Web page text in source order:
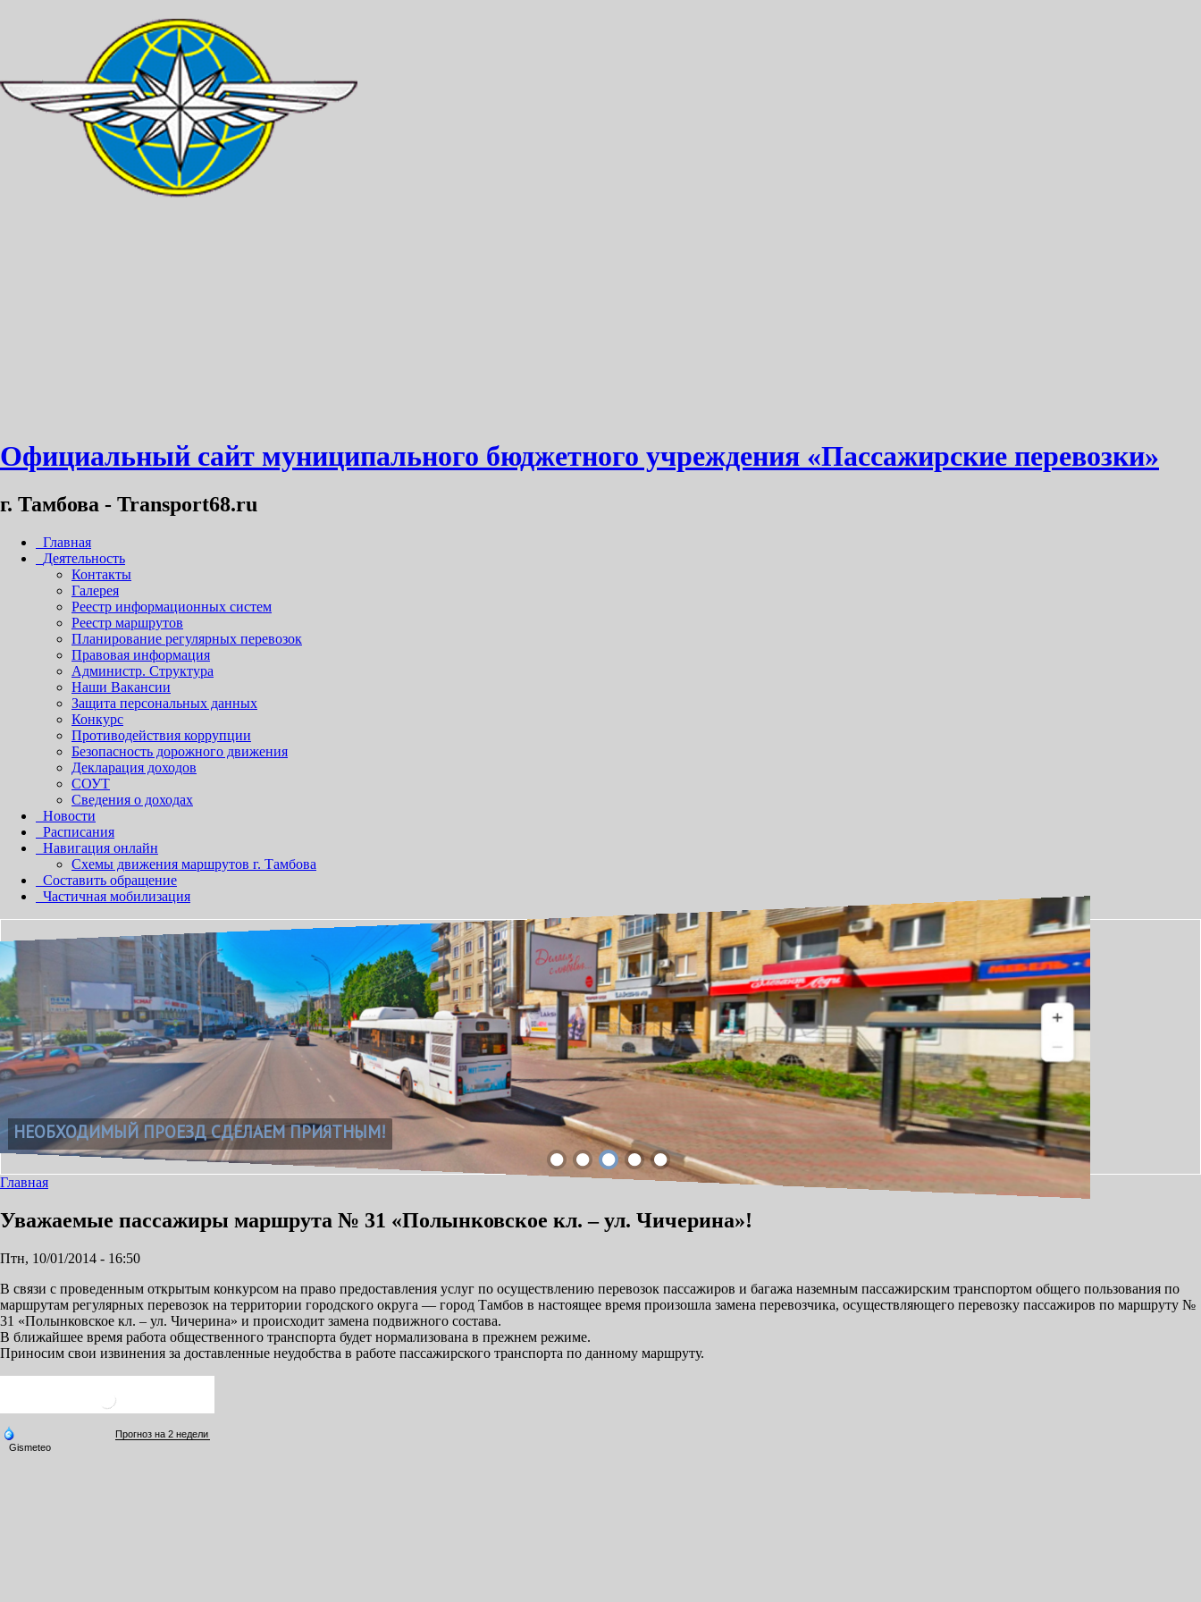
Официальный сайт муниципального бюджетного учреждения «Пассажирские перевозки»
г. Тамбова - Transport68.ru
Главная
Деятельность
Контакты
Галерея
Реестр информационных систем
Реестр маршрутов
Планирование регулярных перевозок
Правовая информация
Администр. Структура
Наши Вакансии
Защита персональных данных
Конкурс
Противодействия коррупции
Безопасность дорожного движения
Декларация доходов
СОУТ
Сведения о доходах
Новости
Расписания
Навигация онлайн
Схемы движения маршрутов г. Тамбова
Составить обращение
Частичная мобилизация
НЕОБХОДИМЫЙ ПРОЕЗД СДЕЛАЕМ ПРИЯТНЫМ!
Главная
Уважаемые пассажиры маршрута № 31 «Полынковское кл. – ул. Чичерина»!
Птн, 10/01/2014 - 16:50
В связи с проведенным открытым конкурсом на право предоставления услуг по осуществлению перевозок пассажиров и багажа наземным пассажирским транспортом общего пользования по
маршрутам регулярных перевозок на территории городского округа — город Тамбов в настоящее время произошла замена перевозчика, осуществляющего перевозку пассажиров по маршруту №
31 «Полынковское кл. – ул. Чичерина» и происходит замена подвижного состава.
В ближайшее время работа общественного транспорта будет нормализована в прежнем режиме.
Приносим свои извинения за доставленные неудобства в работе пассажирского транспорта по данному маршруту.